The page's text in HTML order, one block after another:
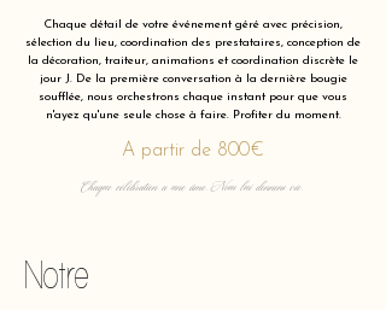
Chaque détail de votre événement géré avec précision,
sélection du lieu, coordination des prestataires, conception de
la décoration, traiteur, animations et coordination discrète le
jour J. De la première conversation à la dernière bougie
soufflée, nous orchestrons chaque instant pour que vous
n'ayez qu'une seule chose à faire. Profiter du moment.
A partir de 800€
Chaque célébration a une âme. Nous lui donnons vie.
Notre